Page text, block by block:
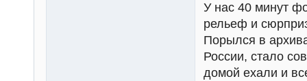
У нас 40 минут
рельеф и
Порылся в
России, стало
домой ехали и